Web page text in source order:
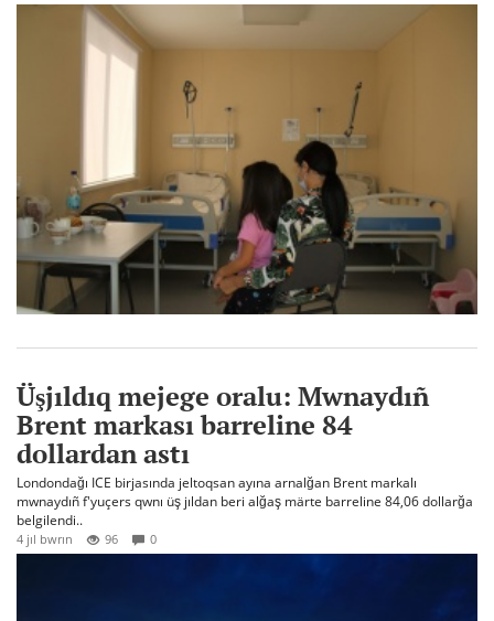
Üşjıldıq mejege oralu: Mwnaydıñ
Brent markası barreline 84
dollardan astı
Londondağı ICE birjasında jeltoqsan ayına arnalğan Brent markalı
mwnaydıñ f'yuçers qwnı üş jıldan beri alğaş märte barreline 84,06 dollarğa
belgilendi..
4 jıl bwrın 96 0